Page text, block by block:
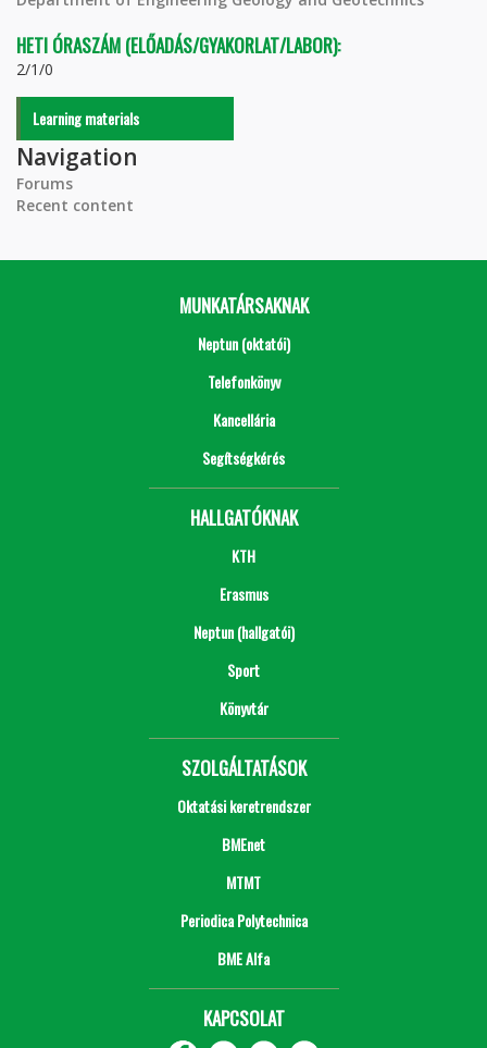
HETI ÓRASZÁM (ELŐADÁS/GYAKORLAT/LABOR):
2/1/0
Learning materials
Navigation
Forums
Recent content
MUNKATÁRSAKNAK
Neptun (oktatói)
Telefonkönyv
Kancellária
Segítségkérés
HALLGATÓKNAK
KTH
Erasmus
Neptun (hallgatói)
Sport
Könyvtár
SZOLGÁLTATÁSOK
Oktatási keretrendszer
BMEnet
MTMT
Periodica Polytechnica
BME Alfa
KAPCSOLAT